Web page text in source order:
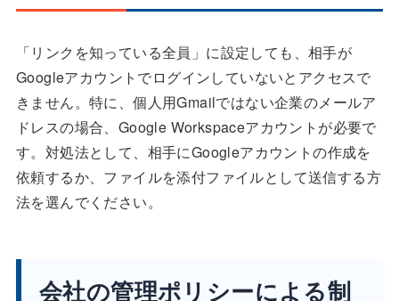
「リンクを知っている全員」に設定しても、相手が
Googleアカウントでログインしていないとアクセスで
きません。特に、個人用Gmailではない企業のメールア
ドレスの場合、Google Workspaceアカウントが必要で
す。対処法として、相手にGoogleアカウントの作成を
依頼するか、ファイルを添付ファイルとして送信する方
法を選んでください。
会社の管理ポリシーによる制